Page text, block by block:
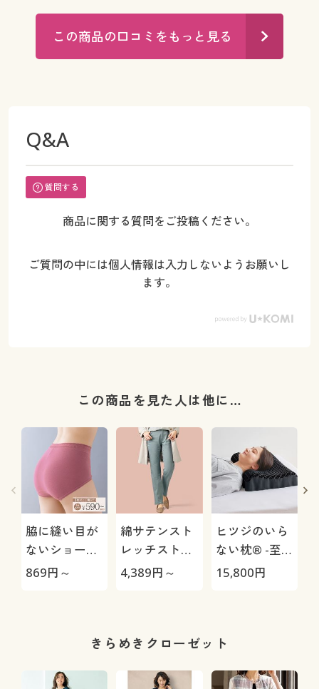
この商品の口コミをもっと見る
Q&A
質問する
商品に関する質問をご投稿ください。
ご質問の中には個人情報は入力しないようお願いし
ます。
この商品を見た人は他に…
脇に縫い目が
ないショーツ
(デイリーヒッ
869円～
綿サテンスト
レッチストレ
ートパンツ(ヨ
4,389円～
ヒツジのいら
ない枕® -至
極-
15,800円
きらめきクローゼット